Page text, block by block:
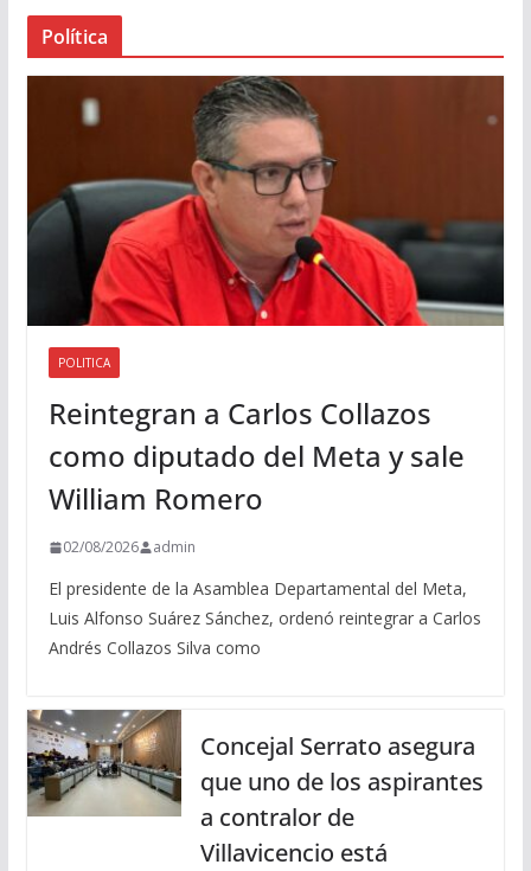
Política
POLITICA
Reintegran a Carlos Collazos
como diputado del Meta y sale
William Romero
02/08/2026 admin
El presidente de la Asamblea Departamental del Meta,
Luis Alfonso Suárez Sánchez, ordenó reintegrar a Carlos
Andrés Collazos Silva como
Concejal Serrato asegura
que uno de los aspirantes
a contralor de
Villavicencio está